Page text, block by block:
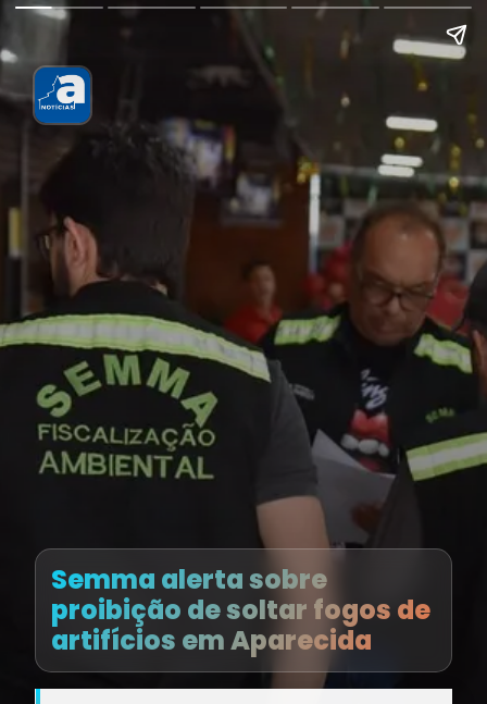
Semma alerta sobre
proibição de soltar fogos de
artifícios em Aparecida